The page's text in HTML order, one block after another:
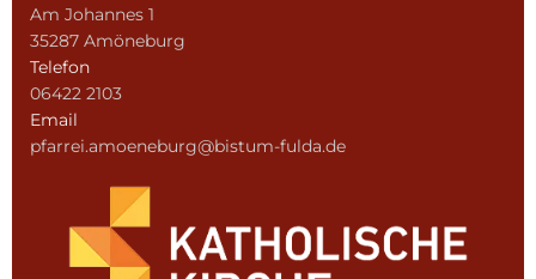
Am Johannes 1
35287 Amöneburg
Telefon
06422 2103
Email
pfarrei.amoeneburg@bistum-fulda.de